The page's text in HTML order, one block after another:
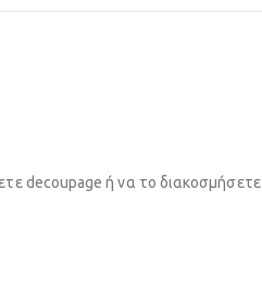
decoupage ή να το διακοσμήσετε